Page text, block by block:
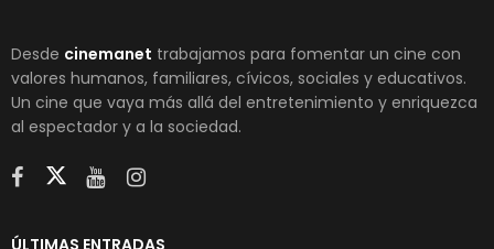
Desde cinemanet trabajamos para fomentar un cine con
valores humanos, familiares, cívicos, sociales y educativos.
Un cine que vaya más allá del entretenimiento y enriquezca
al espectador y a la sociedad.
ÚLTIMAS ENTRADAS